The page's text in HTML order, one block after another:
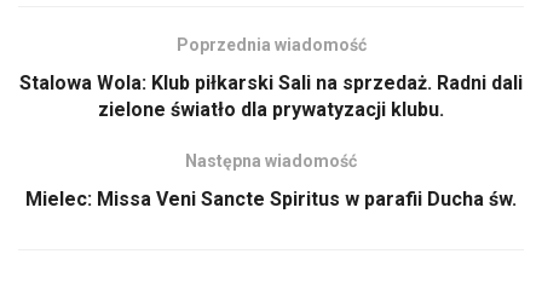
Poprzednia wiadomość
Stalowa Wola: Klub piłkarski Sali na sprzedaż. Radni dali
zielone światło dla prywatyzacji klubu.
Następna wiadomość
Mielec: Missa Veni Sancte Spiritus w parafii Ducha św.